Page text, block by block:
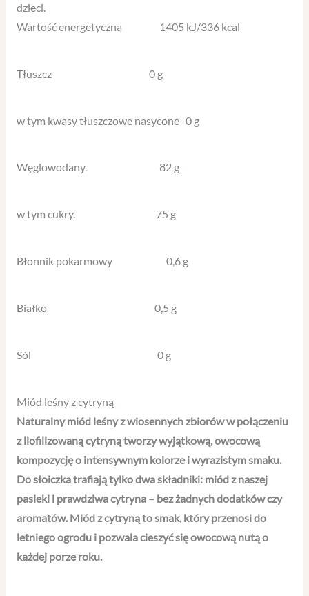
dzieci.
Wartość energetyczna 1405 kJ/336 kcal
Tłuszcz 0 g
w tym kwasy tłuszczowe nasycone 0 g
Węglowodany. 82 g
w tym cukry. 75 g
Błonnik pokarmowy 0,6 g
Białko 0,5 g
Sól 0 g
Miód leśny z cytryną
Naturalny miód leśny z wiosennych zbiorów w połączeniu
z liofilizowaną cytryną tworzy wyjątkową, owocową
kompozycję o intensywnym kolorze i wyrazistym smaku.
Do słoiczka trafiają tylko dwa składniki: miód z naszej
pasieki i prawdziwa cytryna – bez żadnych dodatków czy
aromatów. Miód z cytryną to smak, który przenosi do
letniego ogrodu i pozwala cieszyć się owocową nutą o
każdej porze roku.